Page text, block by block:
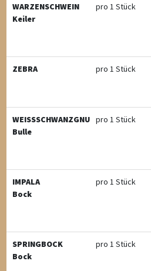
WARZENSCHWEIN
Keiler
pro 1 Stück
ZEBRA pro 1 Stück
WEISSSCHWANZGNU
Bulle
pro 1 Stück
IMPALA
Bock
pro 1 Stück
SPRINGBOCK
Bock
pro 1 Stück